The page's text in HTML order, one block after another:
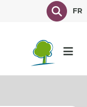
TexteFR